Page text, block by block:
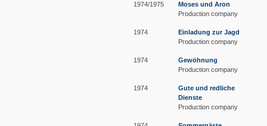
1974/1975
Moses und Aron
Production company
1974
Einladung zur Jagd
Production company
1974
Gewöhnung
Production company
1974
Gute und redliche
Dienste
Production company